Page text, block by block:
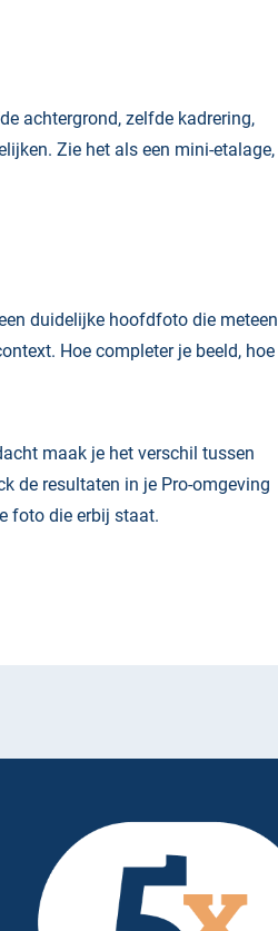
achtergrond, zelfde kadrering,
Zie het als een mini-etalage,
duidelijke hoofdfoto die meteen
Hoe completer je beeld, hoe
maak je het verschil tussen
de resultaten in je Pro-omgeving
foto die erbij staat.